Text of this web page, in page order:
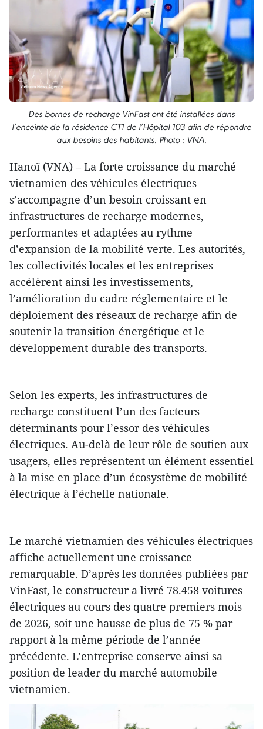
Des bornes de recharge VinFast ont été installées dans
l’enceinte de la résidence CT1 de l’Hôpital 103 afin de répondre
aux besoins des habitants. Photo : VNA.
Hanoï (VNA) – La forte croissance du marché
vietnamien des véhicules électriques
s’accompagne d’un besoin croissant en
infrastructures de recharge modernes,
performantes et adaptées au rythme
d’expansion de la mobilité verte. Les autorités,
les collectivités locales et les entreprises
accélèrent ainsi les investissements,
l’amélioration du cadre réglementaire et le
déploiement des réseaux de recharge afin de
soutenir la transition énergétique et le
développement durable des transports.
Selon les experts, les infrastructures de
recharge constituent l’un des facteurs
déterminants pour l’essor des véhicules
électriques. Au-delà de leur rôle de soutien aux
usagers, elles représentent un élément essentiel
à la mise en place d’un écosystème de mobilité
électrique à l’échelle nationale.
Le marché vietnamien des véhicules électriques
affiche actuellement une croissance
remarquable. D’après les données publiées par
VinFast, le constructeur a livré 78.458 voitures
électriques au cours des quatre premiers mois
de 2026, soit une hausse de plus de 75 % par
rapport à la même période de l’année
précédente. L’entreprise conserve ainsi sa
position de leader du marché automobile
vietnamien.